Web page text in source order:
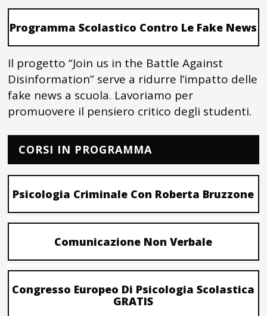
Programma Scolastico Contro Le Fake News
Il progetto “Join us in the Battle Against
Disinformation” serve a ridurre l’impatto delle
fake news a scuola. Lavoriamo per
promuovere il pensiero critico degli studenti.
CORSI IN PROGRAMMA
Psicologia Criminale Con Roberta Bruzzone
Comunicazione Non Verbale
Congresso Europeo Di Psicologia Scolastica
GRATIS